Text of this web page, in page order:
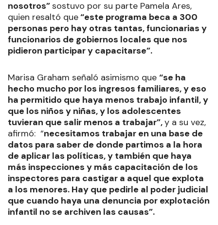
nosotros”sostuvo por su parte Pamela Ares,
quien resaltó que“este programa beca a 300
personas pero hay otras tantas, funcionarias y
funcionarios de gobiernos locales que nos
pidieron participar y capacitarse”.
Marisa Graham señaló asimismo que “se ha
hecho mucho por los ingresos familiares, y eso
ha permitido que haya menos trabajo infantil, y
que los niños y niñas, y los adolescentes
tuvieran que salir menos a trabajar”,y a su vez,
afirmó: “necesitamos trabajar en una base de
datos para saber de donde partimos a la hora
de aplicar las políticas, y también que haya
más inspecciones y más capacitación de los
inspectores para castigar a aquel que explota
a los menores. Hay que pedirle al poder judicial
que cuando haya una denuncia por explotación
infantil no se archiven las causas”.